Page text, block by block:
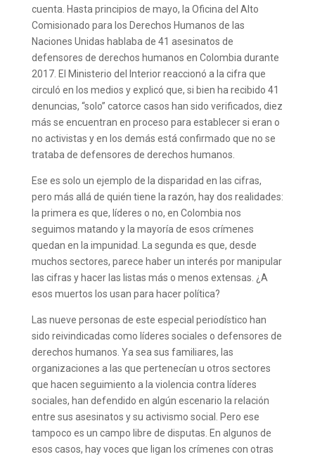
cuenta. Hasta principios de mayo, la Oficina del Alto
Comisionado para los Derechos Humanos de las
Naciones Unidas hablaba de 41 asesinatos de
defensores de derechos humanos en Colombia durante
2017. El Ministerio del Interior reaccionó a la cifra que
circuló en los medios y explicó que, si bien ha recibido 41
denuncias, “solo” catorce casos han sido verificados, diez
más se encuentran en proceso para establecer si eran o
no activistas y en los demás está confirmado que no se
trataba de defensores de derechos humanos.
Ese es solo un ejemplo de la disparidad en las cifras,
pero más allá de quién tiene la razón, hay dos realidades:
la primera es que, líderes o no, en Colombia nos
seguimos matando y la mayoría de esos crímenes
quedan en la impunidad. La segunda es que, desde
muchos sectores, parece haber un interés por manipular
las cifras y hacer las listas más o menos extensas. ¿A
esos muertos los usan para hacer política?
Las nueve personas de este especial periodístico han
sido reivindicadas como líderes sociales o defensores de
derechos humanos. Ya sea sus familiares, las
organizaciones a las que pertenecían u otros sectores
que hacen seguimiento a la violencia contra líderes
sociales, han defendido en algún escenario la relación
entre sus asesinatos y su activismo social. Pero ese
tampoco es un campo libre de disputas. En algunos de
esos casos, hay voces que ligan los crímenes con otras